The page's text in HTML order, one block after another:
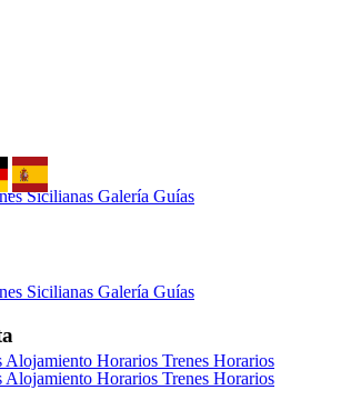
Sicilianas Galería Guías
Alojamiento Horarios Trenes Horarios
Sicilianas Galería Guías
Alojamiento Horarios Trenes Horarios